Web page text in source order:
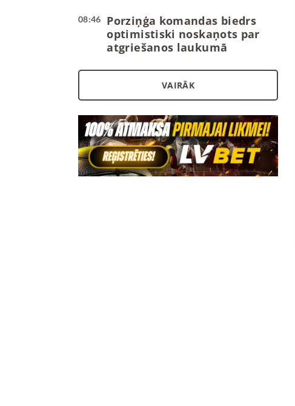
08:46
Porziņģa komandas biedrs
optimistiski noskaņots par
atgriešanos laukumā
VAIRĀK